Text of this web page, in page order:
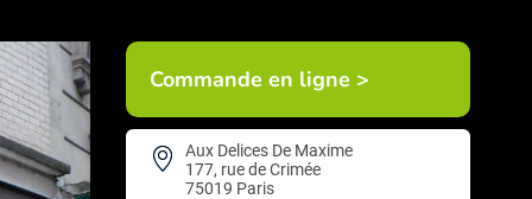
Commande en ligne >
Aux Delices De Maxime
177, rue de Crimée
75019 Paris